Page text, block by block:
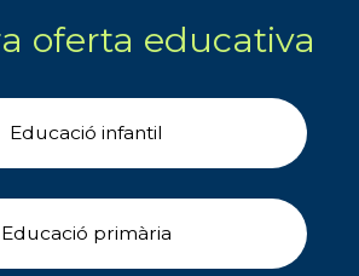
oferta educativa
Educació infantil
Educació primària